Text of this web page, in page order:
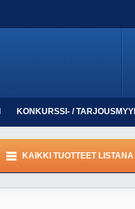
KONKURSSI- /
KAIKKI TUOTTEET LISTANA